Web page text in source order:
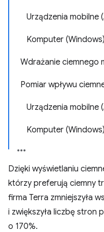
Urządzenia mobilne
Komputer (Windows)
Wdrażanie ciemnego
Pomiar wpływu
Urządzenia mobilne
Komputer (Windows)
Dzięki wyświetlaniu
którzy preferują ciemny
firma Terra zmniejszyła
i zwiększyła liczbę stron
o 170%.